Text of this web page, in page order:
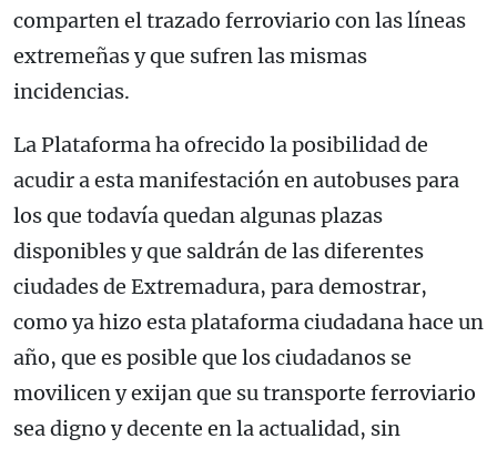
comparten el trazado ferroviario con las líneas
extremeñas y que sufren las mismas
incidencias.
La Plataforma ha ofrecido la posibilidad de
acudir a esta manifestación en autobuses para
los que todavía quedan algunas plazas
disponibles y que saldrán de las diferentes
ciudades de Extremadura, para demostrar,
como ya hizo esta plataforma ciudadana hace un
año, que es posible que los ciudadanos se
movilicen y exijan que su transporte ferroviario
sea digno y decente en la actualidad, sin